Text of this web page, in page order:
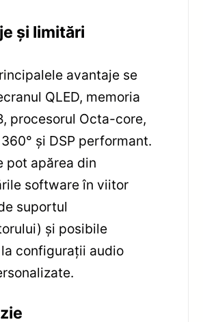
și limitări
avantaje se
QLED, memoria
procesorul Octa-core,
și DSP performant.
pot apărea din
software în viitor
suportul
și posibile
configurații audio